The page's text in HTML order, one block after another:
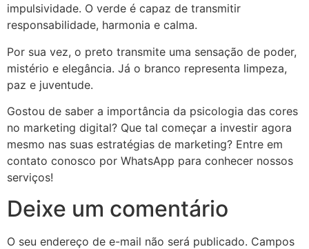
impulsividade. O verde é capaz de transmitir
responsabilidade, harmonia e calma.
Por sua vez, o preto transmite uma sensação de poder,
mistério e elegância. Já o branco representa limpeza,
paz e juventude.
Gostou de saber a importância da psicologia das cores
no marketing digital? Que tal começar a investir agora
mesmo nas suas estratégias de marketing? Entre em
contato conosco por WhatsApp para conhecer nossos
serviços!
Deixe um comentário
O seu endereço de e-mail não será publicado. Campos